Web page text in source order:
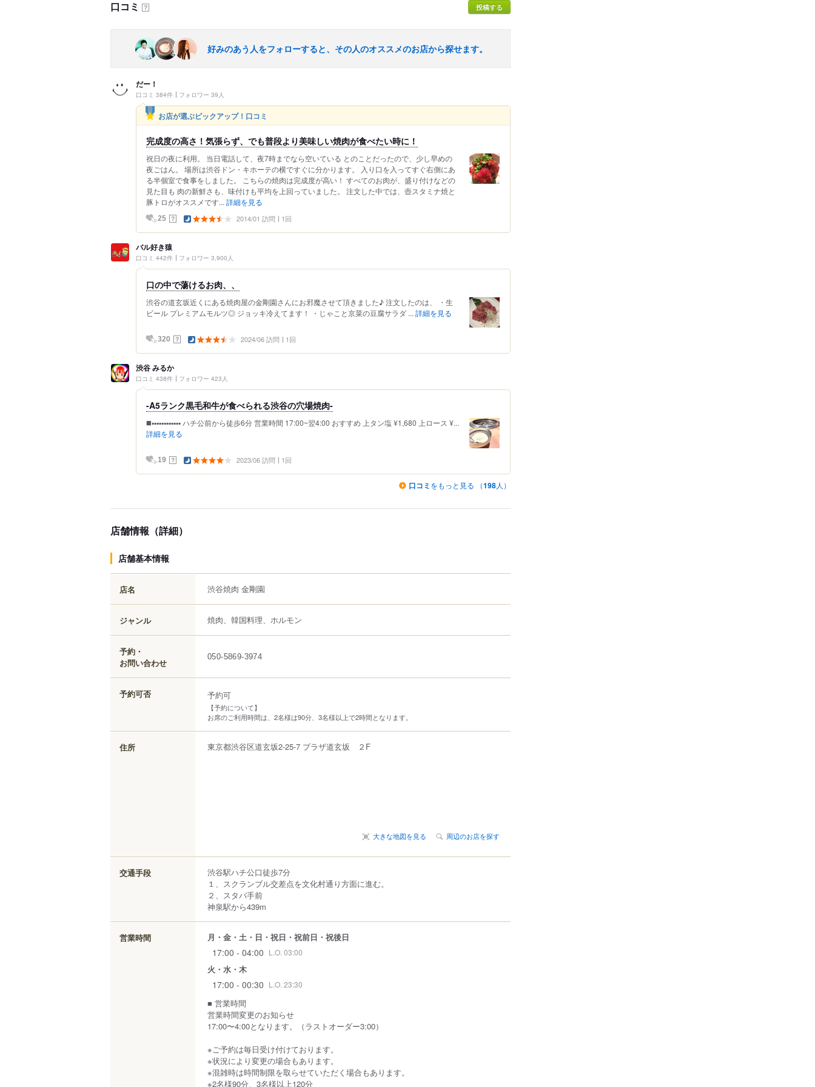
口コミ ？ 投稿する
好みのあう人をフォローすると、その人のオススメのお店から探せます。
だー！
口コミ 384件 フォロワー 39人
お店が選ぶピックアップ！口コミ
完成度の高さ！気張らず、でも普段より美味しい焼肉が食べたい時に！
祝日の夜に利用。 当日電話して、夜7時までなら空いている とのことだったので、少し早めの
夜ごはん。 場所は渋谷ドン・キホーテの横ですぐに分かります。 入り口を入ってすぐ右側にあ
る半個室で食事をしました。 こちらの焼肉は完成度が高い！ すべてのお肉が、盛り付けなどの
見た目も 肉の新鮮さも、味付けも平均を上回っていました。 注文した中では、壺スタミナ焼と
豚トロがオススメです... 詳細を見る
25 ？ 2014/01 訪問 1回
バル好き猿
口コミ 442件 フォロワー 3,900人
口の中で蕩けるお肉、、
渋谷の道玄坂近くにある焼肉屋の金剛園さんにお邪魔させて頂きました♪ 注文したのは、 ・生
ビール プレミアムモルツ◎ ジョッキ冷えてます！ ・じゃこと京菜の豆腐サラダ ... 詳細を見る
320 ？ 2024/06 訪問 1回
渋谷 みるか
口コミ 438件 フォロワー 423人
-A5ランク黒毛和牛が食べられる渋谷の穴場焼肉-
◼️▪️▪️▪️▪️▪️▪️▪️▪️▪️▪️▪️▪️ ハチ公前から徒歩6分 営業時間 17:00~翌4:00 おすすめ 上タン塩 ¥1,680 上ロース ¥...
詳細を見る
19 ？ 2023/06 訪問 1回
口コミ をもっと見る （198人）
店舗情報（詳細）
店舗基本情報
店名 渋谷焼肉 金剛園
ジャンル 焼肉、韓国料理、ホルモン
予約・
お問い合わせ
050-5869-3974
予約可否 予約可
【予約について】
お席のご利用時間は、2名様は90分、3名様以上で2時間となります。
住所 東京都渋谷区道玄坂2-25-7 プラザ道玄坂 ２F
大きな地図を見る 周辺のお店を探す
交通手段
渋谷駅ハチ公口徒歩7分
１、スクランブル交差点を文化村通り方面に進む。
２、スタバ手前
神泉駅から439m
営業時間 月・金・土・日・祝日・祝前日・祝後日
17:00 - 04:00 L.O. 03:00
火・水・木
17:00 - 00:30 L.O. 23:30
■ 営業時間
営業時間変更のお知らせ
17:00〜4:00となります。（ラストオーダー3:00）
※ご予約は毎日受け付けております。
※状況により変更の場合もあります。
※混雑時は時間制限を取らせていただく場合もあります。
※2名様90分、3名様以上120分